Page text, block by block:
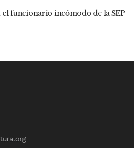
funcionario incómodo de la SEP